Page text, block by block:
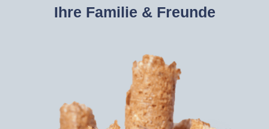
Ihre Familie & Freunde